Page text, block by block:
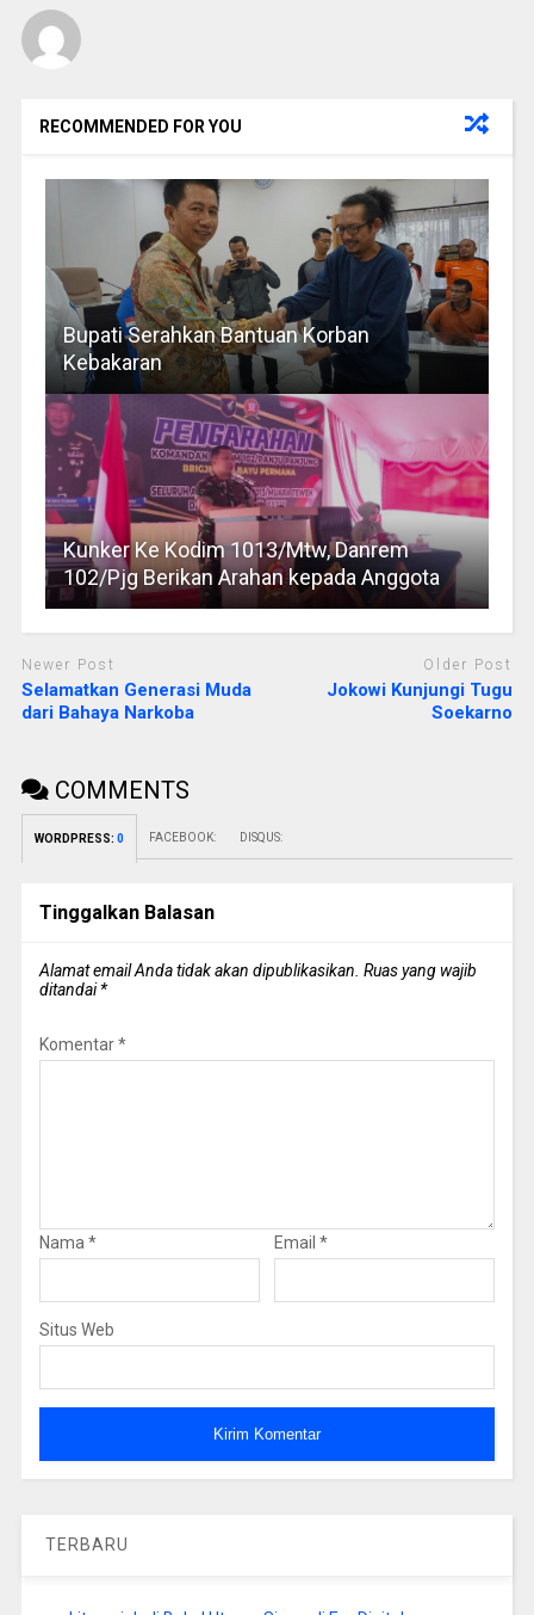
RECOMMENDED FOR YOU
Bupati Serahkan Bantuan Korban
Kebakaran
Kunker Ke Kodim 1013/Mtw, Danrem
102/Pjg Berikan Arahan kepada Anggota
Newer Post
Selamatkan Generasi Muda
dari Bahaya Narkoba
Older Post
Jokowi Kunjungi Tugu
Soekarno
COMMENTS
WORDPRESS: 0 FACEBOOK: DISQUS:
Tinggalkan Balasan
Alamat email Anda tidak akan dipublikasikan. Ruas yang wajib
ditandai*
Komentar*
Nama * Email *
Situs Web
TERBARU